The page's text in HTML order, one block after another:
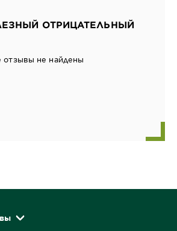
ОТРИЦАТЕЛЬНЫЙ
отзывы не найдены